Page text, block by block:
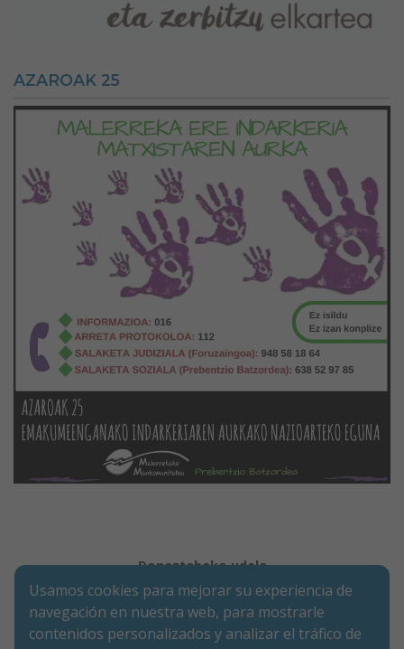
AZAROAK 25
Doneztebeko udala
Legezko oharra
Cookie-en politika
Irisgarritasuna
Pribatutasun-abisua
Merkatarien Karrika 9 | P.K. 31740 | Doneztebe (NAFARROA)
Usamos cookies para mejorar su experiencia de
navegación en nuestra web, para mostrarle
contenidos personalizados y analizar el tráfico de